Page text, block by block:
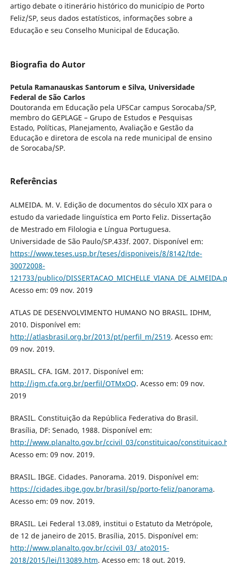
artigo debate o itinerário histórico do município de Porto
Feliz/SP, seus dados estatísticos, informações sobre a
Educação e seu Conselho Municipal de Educação.
Biografia do Autor
Petula Ramanauskas Santorum e Silva, Universidade
Federal de São Carlos
Doutoranda em Educação pela UFSCar campus Sorocaba/SP,
membro do GEPLAGE – Grupo de Estudos e Pesquisas
Estado, Políticas, Planejamento, Avaliação e Gestão da
Educação e diretora de escola na rede municipal de ensino
de Sorocaba/SP.
Referências
ALMEIDA. M. V. Edição de documentos do século XIX para o
estudo da variedade linguística em Porto Feliz. Dissertação
de Mestrado em Filologia e Língua Portuguesa.
Universidade de São Paulo/SP.433f. 2007. Disponível em:
https://www.teses.usp.br/teses/disponiveis/8/8142/tde-
30072008-
121733/publico/
Acesso em: 09 nov. 2019
ATLAS DE DESENVOLVIMENTO HUMANO NO BRASIL. IDHM,
2010. Disponível em:
http://atlasbrasil.org.br/2013/pt/perfil_m/2519. Acesso em:
09 nov. 2019.
BRASIL. CFA. IGM. 2017. Disponível em:
http://igm.cfa.org.br/perfil/OTMxOQ. Acesso em: 09 nov.
2019
BRASIL. Constituição da República Federativa do Brasil.
Brasília, DF: Senado, 1988. Disponível em:
http://www.planalto.gov.br/ccivil_03/constituicao/
Acesso em: 09 nov. 2019.
BRASIL. IBGE. Cidades. Panorama. 2019. Disponível em:
https://cidades.ibge.gov.br/brasil/sp/porto-feliz/panorama.
Acesso em: 09 nov. 2019.
BRASIL. Lei Federal 13.089, institui o Estatuto da Metrópole,
de 12 de janeiro de 2015. Brasília, 2015. Disponível em:
http://www.planalto.gov.br/ccivil_03/_ato2015-
2018/2015/lei/l13089.htm. Acesso em: 18 out. 2019.